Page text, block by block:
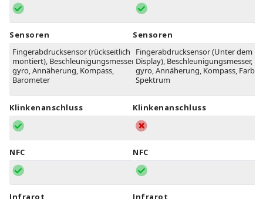
Sensoren
Fingerabdrucksensor (rückseitlich
montiert), Beschleunigungsmesser,
gyro, Annäherung, Kompass,
Barometer
Klinkenanschluss
NFC
Infrarot
Sensoren
Fingerabdrucksensor (Unter dem
Display), Beschleunigungsmesser,
gyro, Annäherung, Kompass, Farb
Spektrum
Klinkenanschluss
NFC
Infrarot